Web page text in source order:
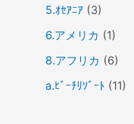
5.ｵｾｱﾆｱ(3)
6.アメリカ (1)
8.アフリカ (6)
a.ﾋﾞｰﾁﾘｿﾞｰﾄ (11)